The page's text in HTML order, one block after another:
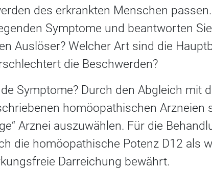
des erkrankten Menschen
Symptome und beantworten
Auslöser? Welcher Art sind die
die Beschwerden?
Symptome? Durch den Abgleich mit
homöopathischen Arzneien
Arznei auszuwählen. Für die
die homöopathische Potenz D12 als
Darreichung bewährt.